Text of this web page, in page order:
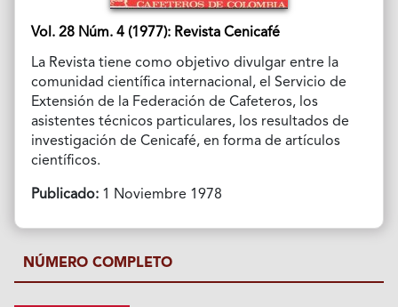
Vol. 28 Núm. 4 (1977): Revista Cenicafé
La Revista tiene como objetivo divulgar entre la
comunidad científica internacional, el Servicio de
Extensión de la Federación de Cafeteros, los
asistentes técnicos particulares, los resultados de
investigación de Cenicafé, en forma de artículos
científicos.
Publicado:1 Noviembre 1978
NÚMERO COMPLETO